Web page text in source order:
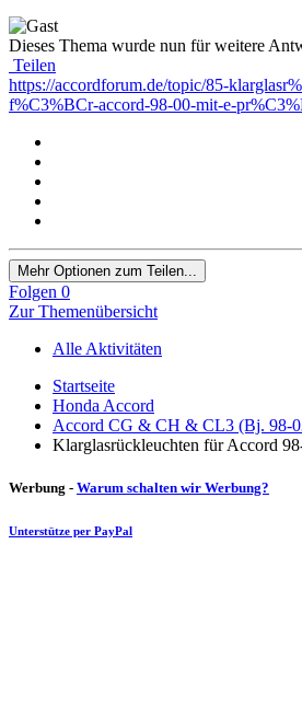
Dieses Thema wurde nun für weitere
Teilen
https://accordforum.de/topic/85-
f%C3%BCr-accord-98-00-mit-e-
Mehr Optionen zum Teilen...
Folgen 0
Zur Themenübersicht
Alle Aktivitäten
Startseite
Honda Accord
Accord CG & CH & CL3 (Bj. 98-
Klarglasrückleuchten für Accord
Werbung - Warum schalten wir Werbung?
Unterstütze per PayPal